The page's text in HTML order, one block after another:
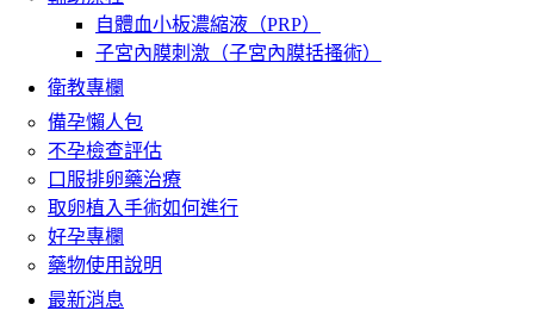
自體血小板濃縮液（PRP）
子宮內膜刺激（子宮內膜括搔術）
衛教專欄
備孕懶人包
不孕檢查評估
口服排卵藥治療
取卵植入手術如何進行
好孕專欄
藥物使用說明
最新消息